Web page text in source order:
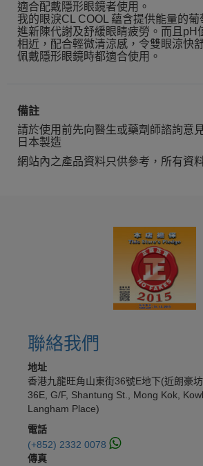
適合配戴隱形眼鏡者使用。
我的眼淚CL COOL 蘊含提供能量的
進新陳代謝及舒緩眼睛疲勞。而且pH
相近，配合輕微清涼感，令雙眼涼快
佩戴隱形眼鏡時都適合使用。
備註
請於使用前先向醫生或藥劑師諮詢意
日本製造
網站內之產品資料只供參考，所有資
聯絡我們
地址
香港九龍旺角山東街36號E地下(近朗豪
36E, G/F, Shantung St., Mong Kok,
Langham Place)
電話
(+852) 2332 0078
傳真